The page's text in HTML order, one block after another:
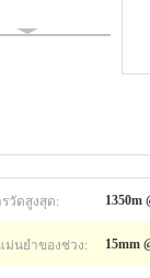
วัดสูงสุด: 1350m
ม่นยำของช่วง: 15mm